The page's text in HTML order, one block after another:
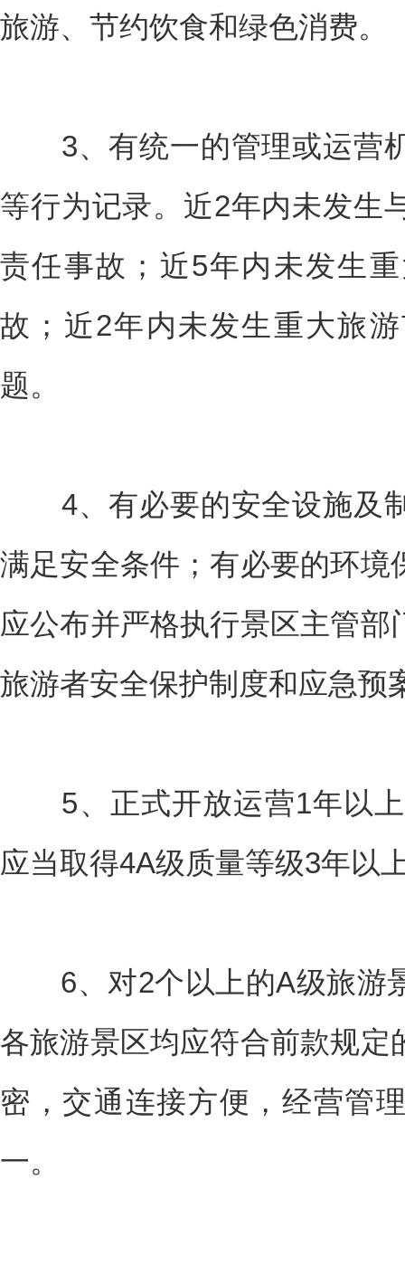
旅游、节约饮食和绿色消费。
3、有统一的管理或运营
等行为记录。近2年内未发生
责任事故；近5年内未发生
故；近2年内未发生重大旅
题。
4、有必要的安全设施及
满足安全条件；有必要的环境
应公布并严格执行景区主管
旅游者安全保护制度和应急预
5、正式开放运营1年以上
应当取得4A级质量等级3年以
6、对2个以上的A级旅游
各旅游景区均应符合前款规
密，交通连接方便，经营管
一。